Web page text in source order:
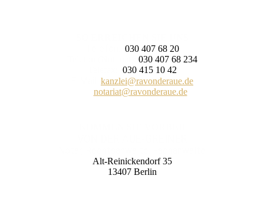
030 407 68 20
030 407 68 234
030 415 10 42
kanzlei@ravonderaue.de
notariat@ravonderaue.de
Alt-Reinickendorf 35
13407 Berlin